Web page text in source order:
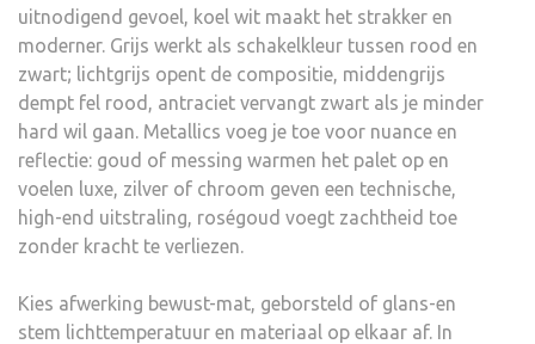
uitnodigend gevoel, koel wit maakt het strakker en
moderner. Grijs werkt als schakelkleur tussen rood en
zwart; lichtgrijs opent de compositie, middengrijs
dempt fel rood, antraciet vervangt zwart als je minder
hard wil gaan. Metallics voeg je toe voor nuance en
reflectie: goud of messing warmen het palet op en
voelen luxe, zilver of chroom geven een technische,
high-end uitstraling, roségoud voegt zachtheid toe
zonder kracht te verliezen.
Kies afwerking bewust-mat, geborsteld of glans-en
stem lichttemperatuur en materiaal op elkaar af. In